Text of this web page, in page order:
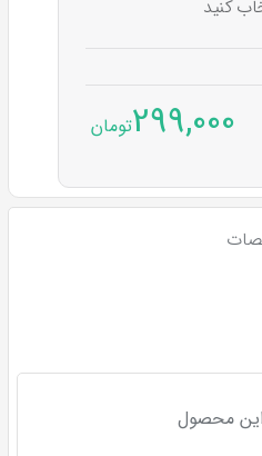
کنید
299,000تومان
محصول